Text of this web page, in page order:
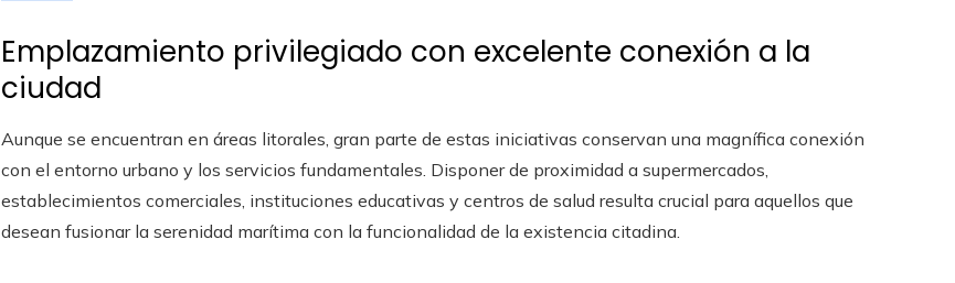
Emplazamiento privilegiado con excelente conexión a la
ciudad
Aunque se encuentran en áreas litorales, gran parte de estas iniciativas conservan una magnífica conexión
con el entorno urbano y los servicios fundamentales. Disponer de proximidad a supermercados,
establecimientos comerciales, instituciones educativas y centros de salud resulta crucial para aquellos que
desean fusionar la serenidad marítima con la funcionalidad de la existencia citadina.